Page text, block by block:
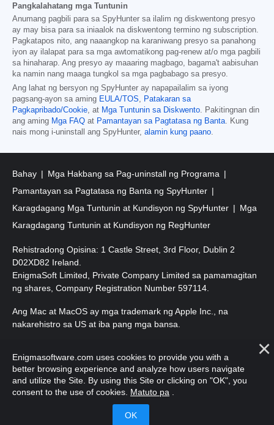
Pangkalahatang mga Tuntunin
Anumang pagbili para sa SpyHunter sa ilalim ng diskwentong presyo
ay may bisa para sa iniaalok na diskwentong termino ng subscription.
Pagkatapos nito, ang naaangkop na karaniwang presyo sa panahong
iyon ay ilalapat para sa mga awtomatikong pag-renew at/o mga pagbili
sa hinaharap. Ang presyo ay maaaring magbago, bagama't aabisuhan
ka namin nang maaga tungkol sa mga pagbabago sa presyo.
Ang lahat ng bersyon ng SpyHunter ay napapailalim sa iyong
pagsang-ayon sa aming EULA/TOS
Patakaran sa
Pagkapribado/Cookie , at Mga Tuntunin sa Diskwento . Pakitingnan din
ang aming Mga FAQ at Pamantayan sa Pagtatasa ng Banta . Kung
nais mong i-uninstall ang SpyHunter, alamin kung paano
Bahay
Mga Hakbang sa Pag-uninstall ng Programa
Pamantayan sa Pagtatasa ng Banta ng SpyHunter
Karagdagang Mga Tuntunin at Kundisyon ng SpyHunter
Mga
Karagdagang Tuntunin at Kundisyon ng RegHunter
Rehistradong Opisina: 1 Castle Street, 3rd Floor, Dublin 2
D02XD82 Ireland.
EnigmaSoft Limited, Private Company Limited sa pamamagitan
ng shares, Company Registration Number 597114.
Ang Mac at MacOS ay mga trademark ng Apple Inc., na
nakarehistro sa US at iba pang mga bansa.
Nakalaan.
Enigmasoftware.com uses cookies to provide you with a
better browsing experience and analyze how users navigate
and utilize the Site. By using this Site or clicking on "OK", you
consent to the use of cookies. Matuto pa